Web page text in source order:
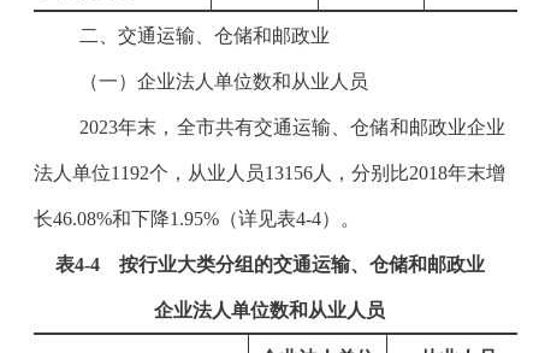
二、交通运输、仓储和邮政业
（一）企业法人单位数和从业人员
2023年末，全市共有交通运输、仓储和邮政业企业
法人单位1192个，从业人员13156 人，分别比2018年末增
长46.08%和下降1.95%（详见表4-4）。
表4-4按行业大类分组的交通运输、仓储和邮政业
企业法人单位数和从业人员